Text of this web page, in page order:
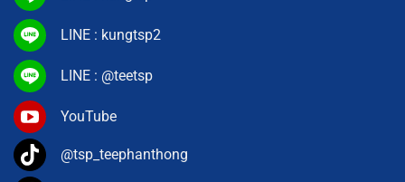
LINE : kungtsp2
LINE : @teetsp
YouTube
@tsp_teephanthong